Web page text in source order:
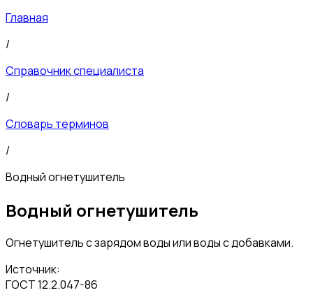
Главная
/
Справочник специалиста
/
Словарь терминов
/
Водный огнетушитель
Водный огнетушитель
Огнетушитель с зарядом воды или воды с добавками.
Источник:
ГОСТ 12.2.047-86